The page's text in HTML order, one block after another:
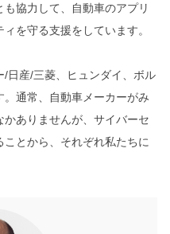
協力して、自動車のアプリ
を守る支援をしています。
日産/三菱、ヒュンダイ、ボル
通常、自動車メーカーがみ
ありませんが、サイバーセ
とから、それぞれ私たちに